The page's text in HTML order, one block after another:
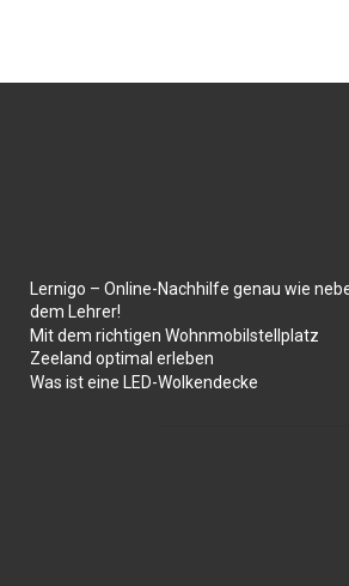
Lernigo – Online-Nachhilfe genau wie
dem Lehrer!
Mit dem richtigen Wohnmobilstellplatz
Zeeland optimal erleben
Was ist eine LED-Wolkendecke